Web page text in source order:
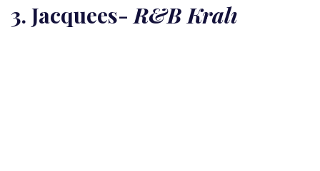
3. Jacquees-R&B Kralı